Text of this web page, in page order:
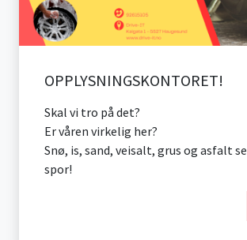
OPPLYSNINGSKONTORET!
Skal vi tro på det?
Er våren virkelig her?
Snø, is, sand, veisalt, grus og asfalt
spor!